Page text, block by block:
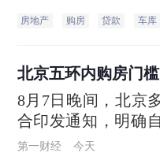
房地产 购房 贷款 车库
北京五环内购房门
8月7日晚间，北京
合印发通知，明确
起，非京籍家庭购
第一财经 今天